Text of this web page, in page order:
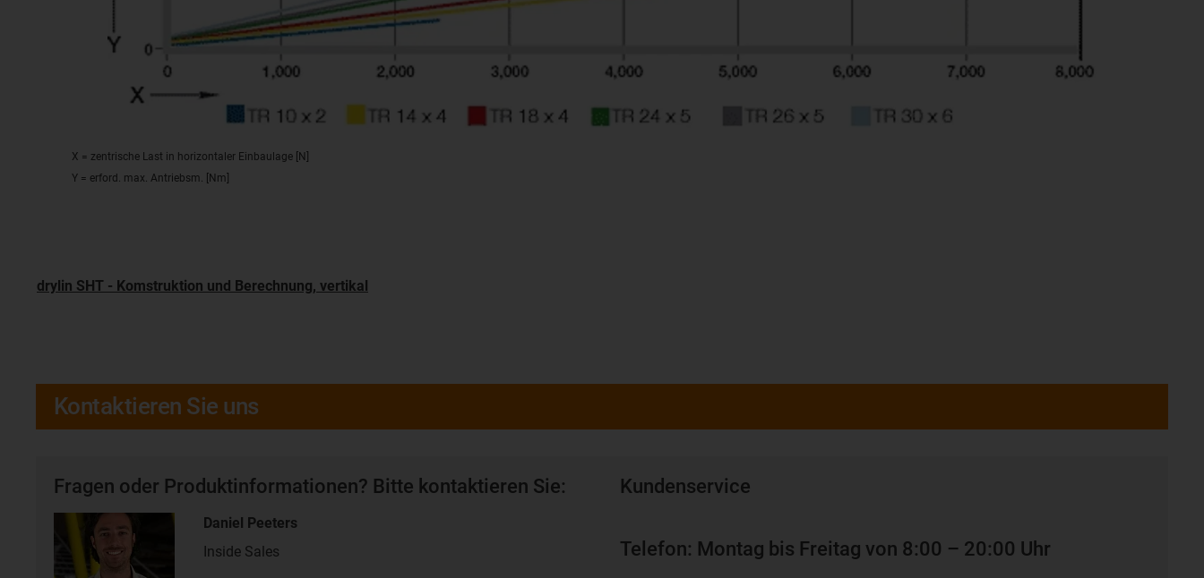
X = zentrische Last in horizontaler Einbaulage [N]
Y = erford. max. Antriebsm. [Nm]
drylin SHT - Komstruktion und Berechnung, vertikal
Kontaktieren Sie uns
Fragen oder Produktinformationen? Bitte kontaktieren Sie:
Daniel Peeters
Inside Sales
Kundenservice
Telefon: Montag bis Freitag von 8:00 – 20:00 Uhr